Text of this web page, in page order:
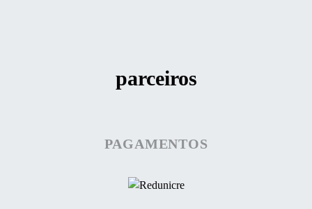
parceiros
PAGAMENTOS